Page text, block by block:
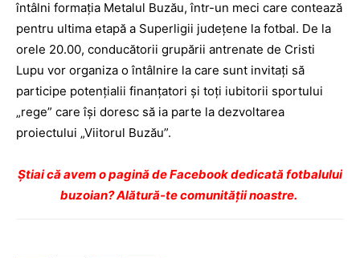
întâlni formaţia Metalul Buzău, într-un meci care contează
pentru ultima etapă a Superligii judeţene la fotbal. De la
orele 20.00, conducătorii grupării antrenate de Cristi
Lupu vor organiza o întâlnire la care sunt invitaţi să
participe potenţialii finanţatori şi toţi iubitorii sportului
„rege” care îşi doresc să ia parte la dezvoltarea
proiectului „Viitorul Buzău”.
Ştiai că avem o pagină de Facebook dedicată fotbalului
buzoian? Alătură-te comunității noastre.